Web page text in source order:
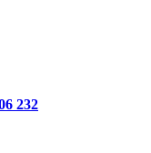
232